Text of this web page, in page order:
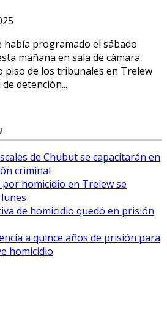
había programado el sábado
mañana en sala de cámara
piso de los tribunales en Trelew
detención...
de Chubut se capacitarán en
criminal
homicidio en Trelew se
de homicidio quedó en prisión
a quince años de prisión para
homicidio